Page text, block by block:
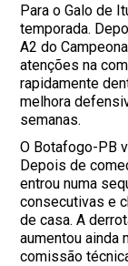
Para o Galo de
temporada.
A2 do
atenções na
rapidamente
melhora
semanas.
O Botafogo-PB
Depois de
entrou numa
consecutivas e
de casa. A
aumentou ainda
comissão